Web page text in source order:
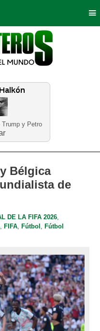
y Petro
Bogotá
Deportes
Neira
Bélgica
de
DE LA FIFA 2026,
, FIFA, Fútbol , Fútbol